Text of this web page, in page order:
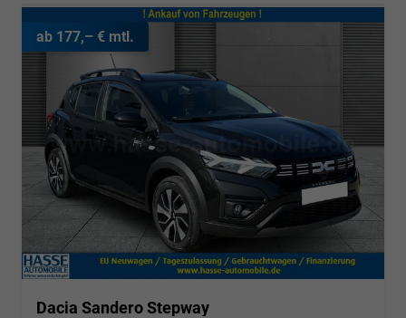
ab 177,– € mtl.
Dacia Sandero Stepway